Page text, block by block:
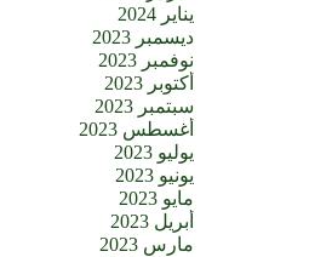
يناير 2024
ديسمبر 2023
نوفمبر 2023
أكتوبر 2023
سبتمبر 2023
أغسطس 2023
يوليو 2023
يونيو 2023
مايو 2023
أبريل 2023
مارس 2023